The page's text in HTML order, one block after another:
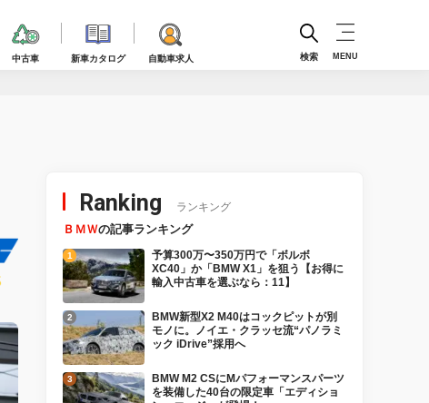
中古車 新車カタログ 自動車求人 検索 MENU
Ranking ランキング
ＢＭＷの記事ランキング
予算300万〜350万円で「ボルボ
XC40」か「BMW X1」を狙う【お得に
輸入中古車を選ぶなら：11】
BMW新型X2 M40はコックピットが別
モノに。ノイエ・クラッセ流“パノラミ
ック iDrive”採用へ
BMW M2 CSにMパフォーマンスパーツ
を装備した40台の限定車「エディショ